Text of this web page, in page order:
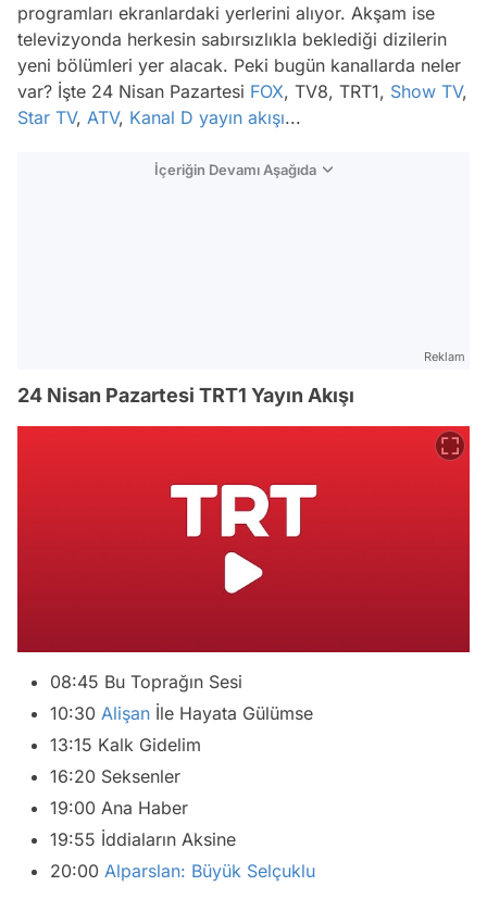
programları ekranlardaki yerlerini alıyor. Akşam ise
televizyonda herkesin sabırsızlıkla beklediği dizilerin
yeni bölümleri yer alacak. Peki bugün kanallarda neler
var? İşte 24 Nisan Pazartesi FOX, TV8, TRT1, Show TV,
Star TV, ATV, Kanal D yayın akışı...
İçeriğin Devamı Aşağıda
Reklam
24 Nisan Pazartesi TRT1 Yayın Akışı
08:45 Bu Toprağın Sesi
10:30 Alişan İle Hayata Gülümse
13:15 Kalk Gidelim
16:20 Seksenler
19:00 Ana Haber
19:55 İddiaların Aksine
20:00 Alparslan: Büyük Selçuklu